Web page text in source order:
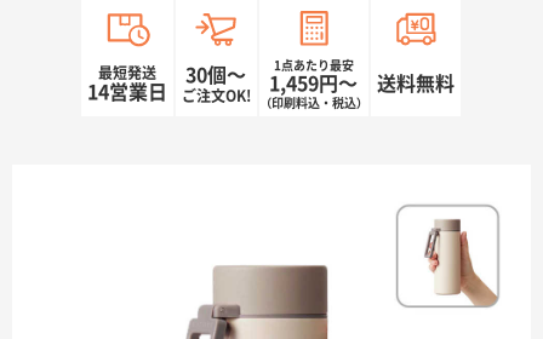
商品を探す
最短発送
14営業日
30個〜
ご注文OK!
1点あたり最安
1,459円〜
（印刷料込・税込）
送料無料